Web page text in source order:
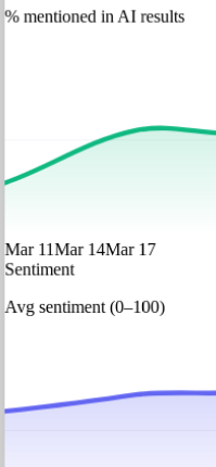
% mentioned in AI results
Mar 11Mar 14Mar 17
Sentiment
Avg sentiment (0–100)